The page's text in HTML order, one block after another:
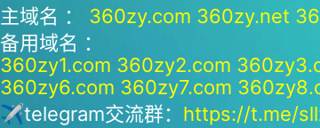
主域名 ： 360zy.com 360zy.net
备用域名 ：
360zy1.com 360zy2.com
360zy6.com 360zy7.com
✈telegram交流群： https://t.me/